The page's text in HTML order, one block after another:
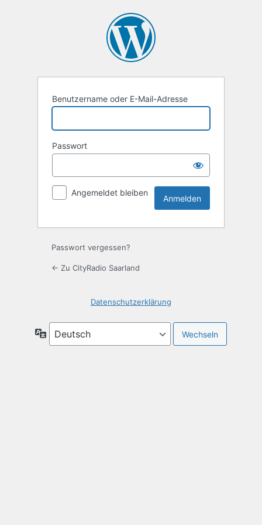
Benutzername oder E-Mail-Adresse
Passwort
Angemeldet bleiben
Passwort vergessen?
← Zu CityRadio Saarland
Datenschutzerklärung
Sprache